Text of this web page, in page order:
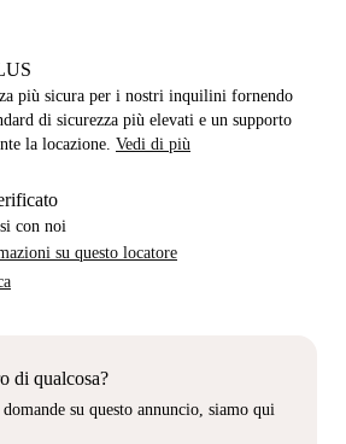
più sicura per i nostri inquilini fornendo
di sicurezza più elevati e un supporto
la locazione. Vedi di più
con noi
su questo locatore
di qualcosa?
su questo annuncio, siamo qui